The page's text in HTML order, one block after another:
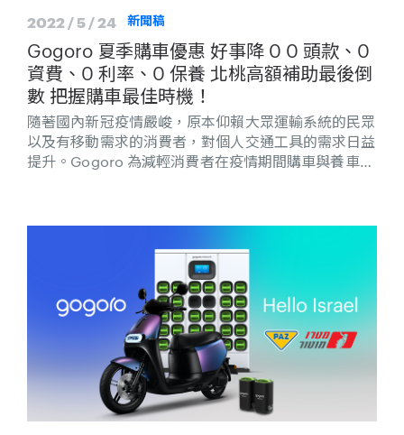
2022 / 5 / 24 新聞稿
Gogoro 夏季購車優惠 好事降 0 0 頭款、0
資費、0 利率、0 保養 北桃高額補助最後倒
數 把握購車最佳時機！
隨著國內新冠疫情嚴峻，原本仰賴大眾運輸系統的民眾
以及有移動需求的消費者，對個人交通工具的需求日益
提升。Gogoro 為減輕消費者在疫情期間購車與養車壓